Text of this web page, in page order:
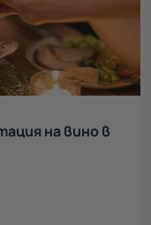
на вино в